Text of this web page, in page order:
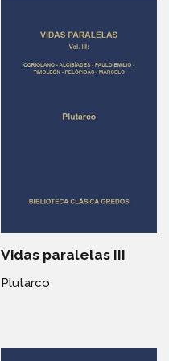
Vidas paralelas III
Plutarco